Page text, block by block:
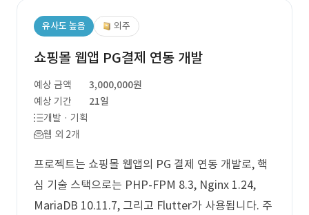
유사도 높음 외주
쇼핑몰 웹앱 PG결제 연동 개발
예상 금액
3,000,000원
예상 기간
21일
개발 · 기획
웹 외 2개
프로젝트는 쇼핑몰 웹앱의 PG 결제 연동 개발로, 핵
심 기술 스택으로는 PHP-FPM 8.3, Nginx 1.24,
MariaDB 10.11.7, 그리고 Flutter가 사용됩니다. 주